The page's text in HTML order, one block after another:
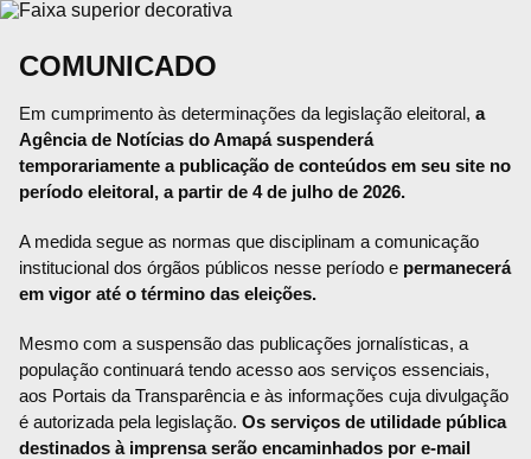
COMUNICADO
Em cumprimento às determinações da legislação eleitoral, a
Agência de Notícias do Amapá suspenderá
temporariamente a publicação de conteúdos em seu site no
período eleitoral, a partir de 4 de julho de 2026.
A medida segue as normas que disciplinam a comunicação
institucional dos órgãos públicos nesse período e permanecerá
em vigor até o término das eleições.
Mesmo com a suspensão das publicações jornalísticas, a
população continuará tendo acesso aos serviços essenciais,
aos Portais da Transparência e às informações cuja divulgação
é autorizada pela legislação. Os serviços de utilidade pública
destinados à imprensa serão encaminhados por e-mail